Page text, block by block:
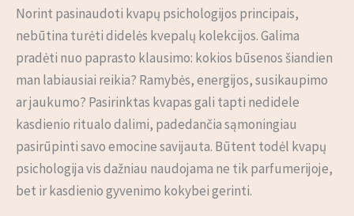
Norint pasinaudoti kvapų psichologijos principais,
nebūtina turėti didelės kvepalų kolekcijos. Galima
pradėti nuo paprasto klausimo: kokios būsenos šiandien
man labiausiai reikia? Ramybės, energijos, susikaupimo
ar jaukumo? Pasirinktas kvapas gali tapti nedidele
kasdienio ritualo dalimi, padedančia sąmoningiau
pasirūpinti savo emocine savijauta. Būtent todėl kvapų
psichologija vis dažniau naudojama ne tik parfumerijoje,
bet ir kasdienio gyvenimo kokybei gerinti.